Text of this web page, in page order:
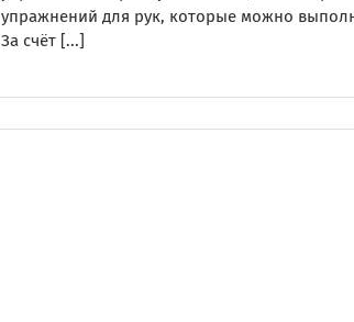
упражнений для рук, которые можно
За счёт [...]